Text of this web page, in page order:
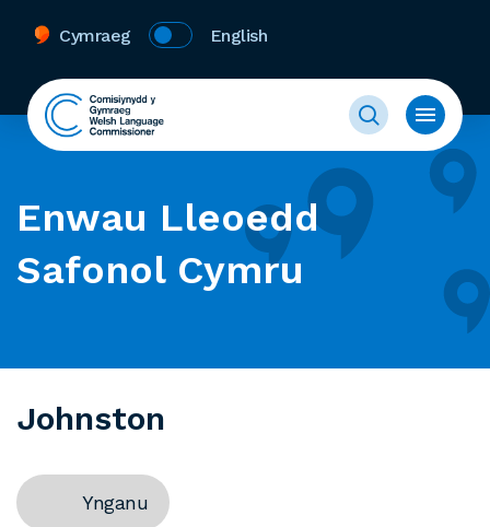
Cymraeg English
Enwau Lleoedd
Safonol Cymru
Johnston
Ynganu